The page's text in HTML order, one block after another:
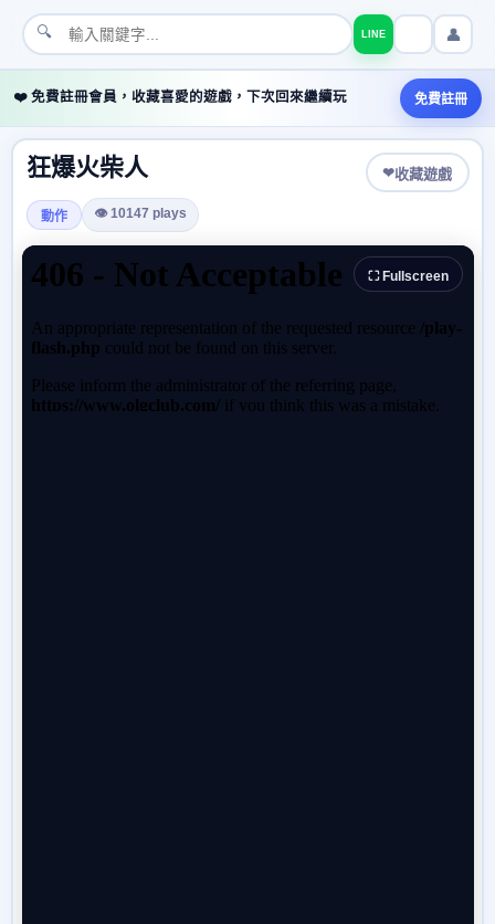
🔍 LINE 👤
❤️ 免費註冊會員，收藏喜愛的遊戲，下次回來繼續玩 免費註冊
狂爆火柴人 ❤收藏遊戲
動作 👁 10147 plays
⛶ Fullscreen